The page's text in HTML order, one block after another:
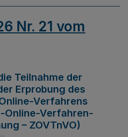
Nr. 21 vom
Teilnahme der
Erprobung des
Verfahrens
Verfahren-
– ZOVTnVO)